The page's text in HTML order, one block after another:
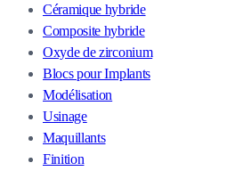
Céramique hybride
Composite hybride
Oxyde de zirconium
Blocs pour Implants
Modélisation
Usinage
Maquillants
Finition